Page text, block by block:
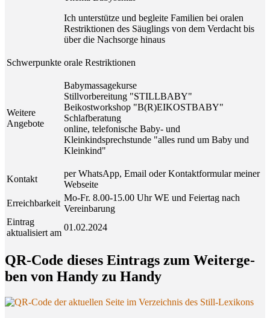
Ich unterstütze und begleite Familien bei oralen
Restriktionen des Säuglings von dem Verdacht bis
über die Nachsorge hinaus
Schwerpunkte orale Restriktionen
Weitere
Angebote
Babymassagekurse
Stillvorbereitung "STILLBABY"
Beikostworkshop "B(R)EIKOSTBABY"
Schlafberatung
online, telefonische Baby- und
Kleinkindsprechstunde "alles rund um Baby und
Kleinkind"
Kontakt
per WhatsApp, Email oder Kontaktformular meiner
Webseite
Erreichbarkeit
Mo-Fr. 8.00-15.00 Uhr WE und Feiertag nach
Vereinbarung
Eintrag
aktualisiert am
01.02.2024
QR-Code die­ses Ein­trags zum Wei­ter­ge­
ben von Han­dy zu Handy